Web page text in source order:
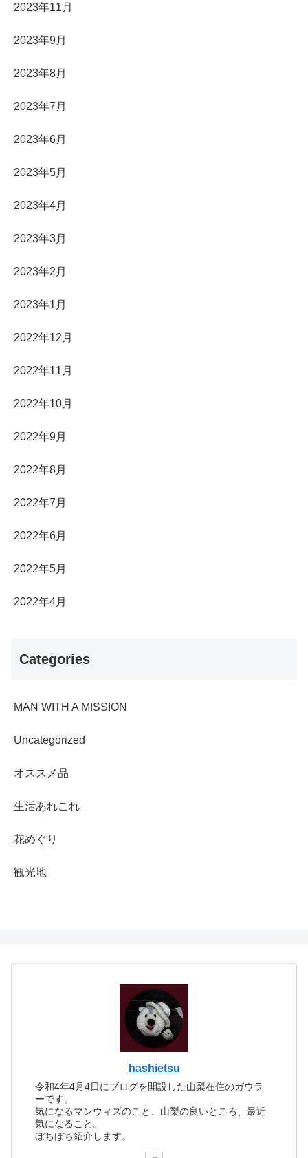
2023年11月
2023年9月
2023年8月
2023年7月
2023年6月
2023年5月
2023年4月
2023年3月
2023年2月
2023年1月
2022年12月
2022年11月
2022年10月
2022年9月
2022年8月
2022年7月
2022年6月
2022年5月
2022年4月
Categories
MAN WITH A MISSION
Uncategorized
オススメ品
生活あれこれ
花めぐり
観光地
hashietsu
令和4年4月4日にブログを開設した山梨在住のガウラ
ーです。
気になるマンウィズのこと、山梨の良いところ、最近
気になること。
ぼちぼち紹介します。